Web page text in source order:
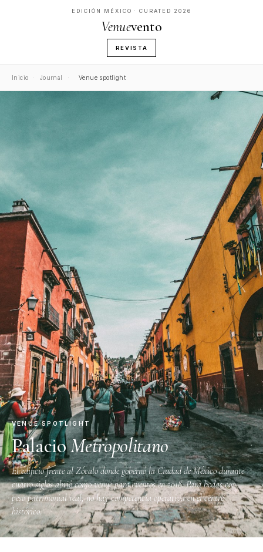
EDICIÓN MÉXICO · CURATED 2026
Venuevento
REVISTA
Inicio · Journal · Venue spotlight
VENUE SPOTLIGHT
PalacioMetropolitano
El edificio frente al Zócalo donde gobernó la Ciudad de México durante
cuatro siglos abrió como venue para eventos en 2018. Para bodas con
peso patrimonial real, no hay competencia operativa en el centro
histórico.